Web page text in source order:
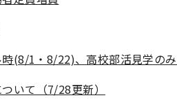
時(8/1・8/22)、高校部活見学の
いて（7/28更新）